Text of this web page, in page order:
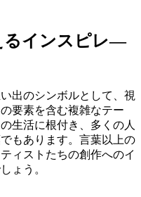
るインスピレ―
出のシンボルとして、視
要素を含む複雑なテー
生活に根付き、多くの人
もあります。言葉以上の
ィストたちの創作へのイ
ょう。